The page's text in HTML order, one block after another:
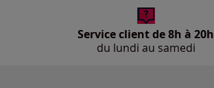
Service client de 8h à 20h
du lundi au samedi